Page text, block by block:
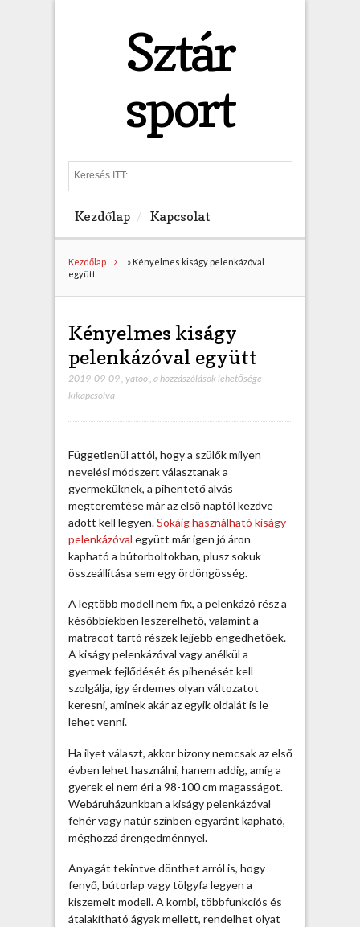
Sztár
sport
e
h
Kezdőlap Kapcsolat
Kezdőlap » Kényelmes kiságy pelenkázóval
együtt
Kényelmes kiságy
pelenkázóval együtt
2019-09-09, yatoo, K
l
m
e
s
k
i
s
á
p
n
z
ó
v
a
l
e
y
ü
t
a hozzászólások lehetősége
kikapcsolva
Függetlenül attól, hogy a szülők milyen
nevelési módszert választanak a
gyermeküknek, a pihentető alvás
megteremtése már az első naptól kezdve
adott kell legyen.Sokáig használható kiságy
pelenkázóval együtt már igen jó áron
kapható a bútorboltokban, plusz sokuk
összeállítása sem egy ördöngösség.
A legtöbb modell nem fix, a pelenkázó rész a
későbbiekben leszerelhető, valamint a
matracot tartó részek lejjebb engedhetőek.
A kiságy pelenkázóval vagy anélkül a
gyermek fejlődését és pihenését kell
szolgálja, így érdemes olyan változatot
keresni, aminek akár az egyik oldalát is le
lehet venni.
Ha ilyet választ, akkor bizony nemcsak az első
évben lehet használni, hanem addig, amíg a
gyerek el nem éri a 98-100 cm magasságot.
Webáruházunkban a kiságy pelenkázóval
fehér vagy natúr színben egyaránt kapható,
méghozzá árengedménnyel.
Anyagát tekintve dönthet arról is, hogy
fenyő, bútorlap vagy tölgyfa legyen a
kiszemelt modell. A kombi, többfunkciós és
átalakítható ágyak mellett, rendelhet olyat